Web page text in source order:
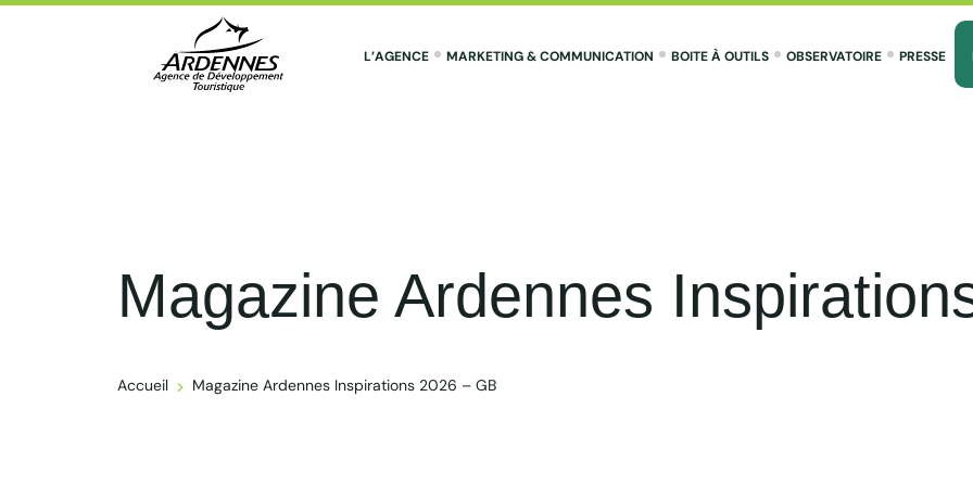
L’AGENCE MARKETING & COMMUNICATION BOITE À OUTILS OBSERVATOIRE PRESSE
Magazine Ardennes
Accueil Magazine Ardennes Inspirations 2026 – GB